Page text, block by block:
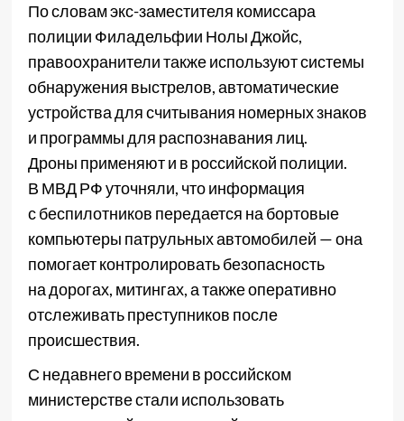
По словам экс-заместителя комиссара
полиции Филадельфии Нолы Джойс,
правоохранители также используют системы
обнаружения выстрелов, автоматические
устройства для считывания номерных знаков
и программы для распознавания лиц.
Дроны применяют и в российской полиции.
В МВД РФ уточняли, что информация
с беспилотников передается на бортовые
компьютеры патрульных автомобилей — она
помогает контролировать безопасность
на дорогах, митингах, а также оперативно
отслеживать преступников после
происшествия.
С недавнего времени в российском
министерстве стали использовать